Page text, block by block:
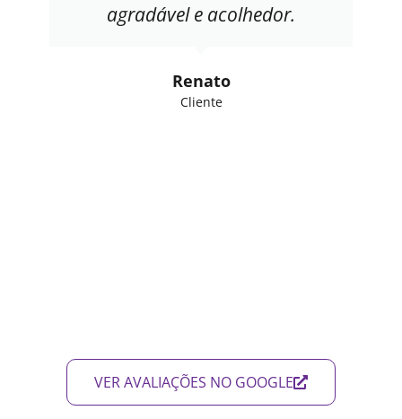
agradável e acolhedor.
Renato
Cliente
VER AVALIAÇÕES NO GOOGLE